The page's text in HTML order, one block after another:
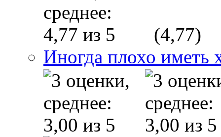
(4,77)
Иногда плохо